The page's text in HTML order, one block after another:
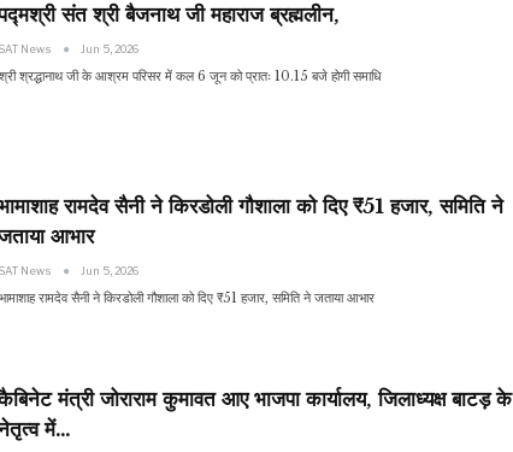
संत श्री बैजनाथ जी महाराज ब्रह्मलीन,
SAT News Jun 5, 2026
श्री श्रद्धानाथ जी के आश्रम परिसर में कल 6 जून को प्रातः 10.15 बजे होगी समाधि
रामदेव सैनी ने किरडोली गौशाला को दिए ₹51 हजार, समिति ने
आभार
SAT News Jun 5, 2026
भामाशाह रामदेव सैनी ने किरडोली गौशाला को दिए ₹51 हजार, समिति ने जताया आभार
मंत्री जोराराम कुमावत आए भाजपा कार्यालय, जिलाध्यक्ष बाटड़ के
में…